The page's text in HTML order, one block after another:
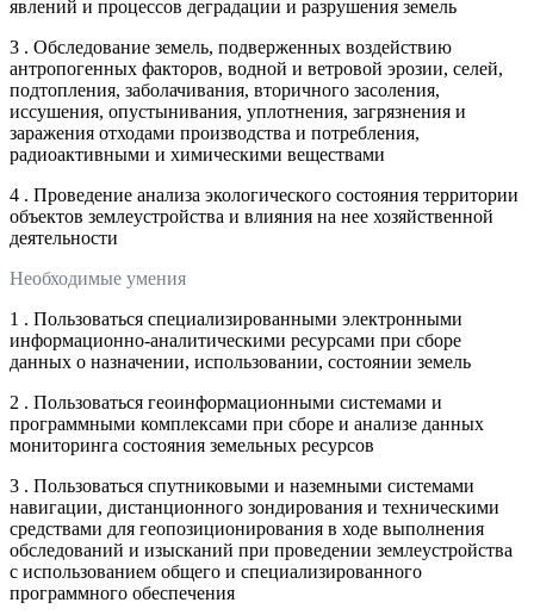
явлений и процессов деградации и разрушения земель
3 . Обследование земель, подверженных воздействию
антропогенных факторов, водной и ветровой эрозии, селей,
подтопления, заболачивания, вторичного засоления,
иссушения, опустынивания, уплотнения, загрязнения и
заражения отходами производства и потребления,
радиоактивными и химическими веществами
4 . Проведение анализа экологического состояния территории
объектов землеустройства и влияния на нее хозяйственной
деятельности
Необходимые умения
1 . Пользоваться специализированными электронными
информационно-аналитическими ресурсами при сборе
данных о назначении, использовании, состоянии земель
2 . Пользоваться геоинформационными системами и
программными комплексами при сборе и анализе данных
мониторинга состояния земельных ресурсов
3 . Пользоваться спутниковыми и наземными системами
навигации, дистанционного зондирования и техническими
средствами для геопозиционирования в ходе выполнения
обследований и изысканий при проведении землеустройства
с использованием общего и специализированного
программного обеспечения